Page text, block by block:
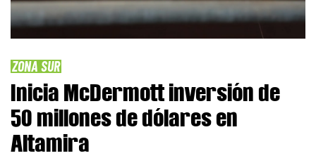
ZONA SUR
Inicia McDermott inversión de
50 millones de dólares en
Altamira